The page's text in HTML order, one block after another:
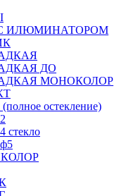
ИЛЮМИНАТОРОМ
ДО
МОНОКОЛОР
остекление)
стекло